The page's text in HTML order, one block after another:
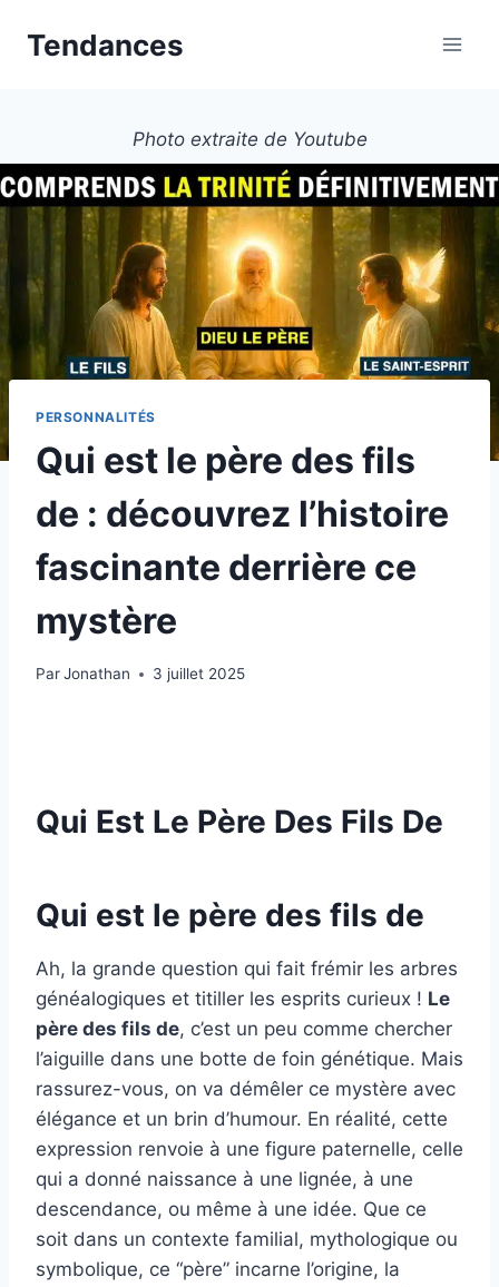
Tendances
Photo extraite de Youtube
PERSONNALITÉS
Qui est le père des fils
de : découvrez l’histoire
fascinante derrière ce
mystère
ParJonathan 3 juillet 2025
Qui Est Le Père Des Fils De
Qui est le père des fils de
Ah, la grande question qui fait frémir les arbres
généalogiques et titiller les esprits curieux ! Le
père des fils de, c’est un peu comme chercher
l’aiguille dans une botte de foin génétique. Mais
rassurez-vous, on va démêler ce mystère avec
élégance et un brin d’humour. En réalité, cette
expression renvoie à une figure paternelle, celle
qui a donné naissance à une lignée, à une
descendance, ou même à une idée. Que ce
soit dans un contexte familial, mythologique ou
symbolique, ce “père” incarne l’origine, la